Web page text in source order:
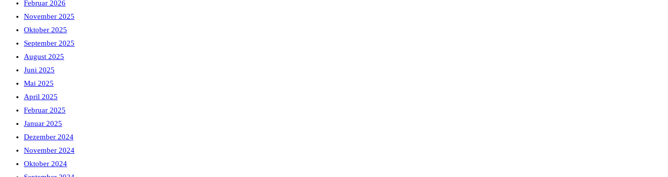
Februar 2026
November 2025
Oktober 2025
September 2025
August 2025
Juni 2025
Mai 2025
April 2025
Februar 2025
Januar 2025
Dezember 2024
November 2024
Oktober 2024